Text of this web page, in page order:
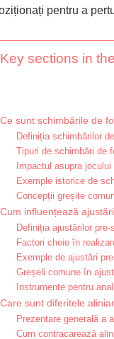
pentru a
Key sections in
Ce sunt schimbările de
Definiția schimbărilor
Tipuri de schimbări de
Impactul asupra jocului
Exemple istorice de
Concepții greșite
Cum influențează
Definiția ajustărilor pre-
Factori cheie în
Exemple de ajustări
Greșeli comune în
Instrumente pentru
Care sunt diferitele
Prezentare generală a
Cum contracarează